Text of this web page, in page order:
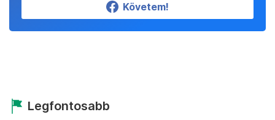
Követem!
Legfontosabb